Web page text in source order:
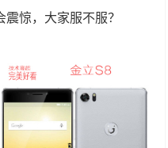
惊，大家服不服？